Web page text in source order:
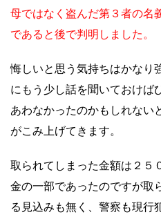
母ではなく盗んだ第３者の名
であると後で判明しました。
悔しいと思う気持ちはかなり
にもう少し話を聞いておけば
あわなかったのかもしれない
がこみ上げてきます。
取られてしまった金額は２５
金の一部であったのですが取
る見込みも無く、警察も現行